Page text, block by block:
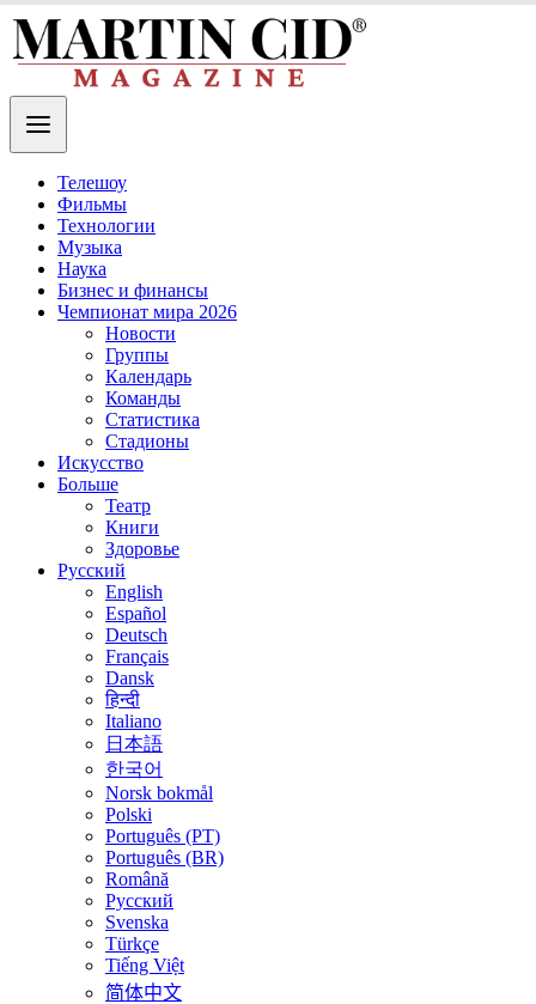
Телешоу
Фильмы
Технологии
Музыка
Наука
Бизнес и финансы
Чемпионат мира 2026
Новости
Группы
Календарь
Команды
Статистика
Стадионы
Искусство
Больше
Театр
Книги
Здоровье
Русский
English
Español
Deutsch
Français
Dansk
हिन्दी
Italiano
日本語
한국어
Norsk bokmål
Polski
Português (PT)
Português (BR)
Română
Русский
Svenska
Türkçe
Tiếng Việt
简体中文